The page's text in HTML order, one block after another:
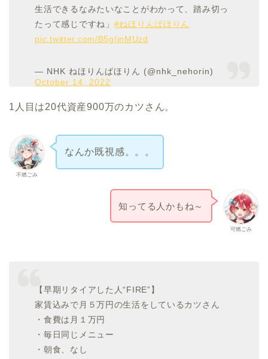
生活できるなみたいなことがわかって、踏み切っ
たって感じですね」 #ねほりんぱほりん
pic.twitter.com/B5gIjnMUzd
— NHK ねほりんぱほりん (@nhk_nehorin)
October 14, 2022
1人目は20代資産900万のカツさん。
不燃ごみ
なんか既視感。。。
可燃ごみ
知ってる人かもね～
【早期リタイアした人“FIRE”】
家賃込みで月５万円の生活をしているカツさん
・食費は月１万円
・毎日同じメニュー
・朝食、なし